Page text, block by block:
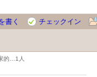
書く
チェックイン
的… 1人